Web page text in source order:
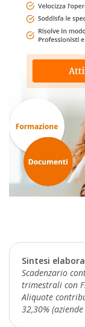
Sintesi
Scadenzario
trimestrali con
Aliquote
32,30%